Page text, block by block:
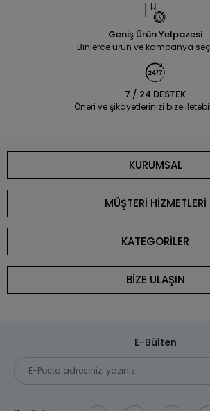
Geniş Ürün Yelpazesi
Binlerce ürün ve kampanya
7 / 24 DESTEK
Öneri ve şikayetlerinizi bize
KURUMSAL
MÜŞTERİ HİZMETLERİ
KATEGORİLER
BİZE ULAŞIN
E-Bülten